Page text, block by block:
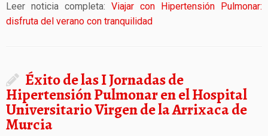
Leer noticia completa: Viajar con Hipertensión Pulmonar:
disfruta del verano con tranquilidad
Éxito de las I Jornadas de
Hipertensión Pulmonar en el Hospital
Universitario Virgen de la Arrixaca de
Murcia